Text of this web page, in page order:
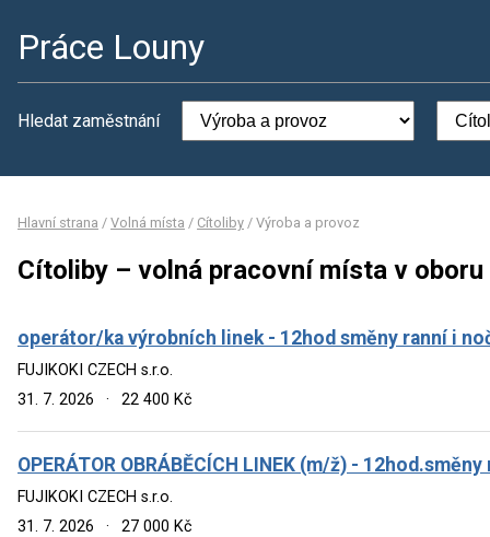
Práce Louny
Hledat zaměstnání
Hlavní strana / Volná místa / Cítoliby / Výroba a provoz
Cítoliby – volná pracovní místa v
operátor/ka výrobních linek - 12hod směny ranní i
FUJIKOKI CZECH s.r.o.
31. 7. 2026
· 22 400 Kč
OPERÁTOR OBRÁBĚCÍCH LINEK (m/ž) -
FUJIKOKI CZECH s.r.o.
31. 7. 2026
· 27 000 Kč